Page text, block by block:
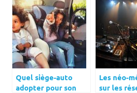
Quel siège-auto
adopter pour son
Les néo-
sur les